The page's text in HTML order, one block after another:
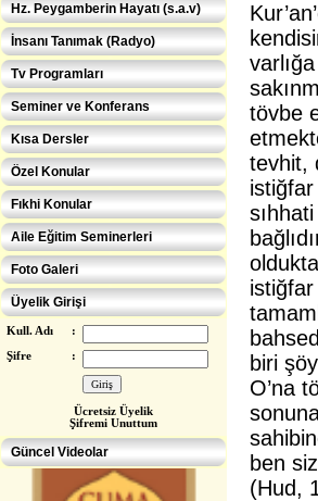
Hz. Peygamberin Hayatı (s.a.v)
İnsanı Tanımak (Radyo)
Tv Programları
Seminer ve Konferans
Kısa Dersler
Özel Konular
Fıkhi Konular
Aile Eğitim Seminerleri
Foto Galeri
Üyelik Girişi
Kull. Adı :
Şifre :
Ücretsiz Üyelik
Şifremi Unuttum
Güncel Videolar
Eğitimcilere ÖZEL
tövbe
tevhit,
biri
O’na
ben
(Hud,